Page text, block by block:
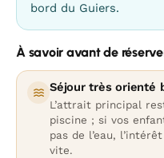
bord du Guiers.
À savoir avant de
Séjour très orienté
L’attrait principal
piscine ; si vos
pas de l’eau,
vite.